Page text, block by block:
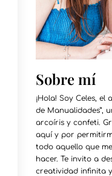
Sobre mí
¡Hola! Soy Celes, el
de Manualidades”,
arcoíris y confeti.
aquí y por
todo aquello que
hacer. Te invito a
creatividad infinita